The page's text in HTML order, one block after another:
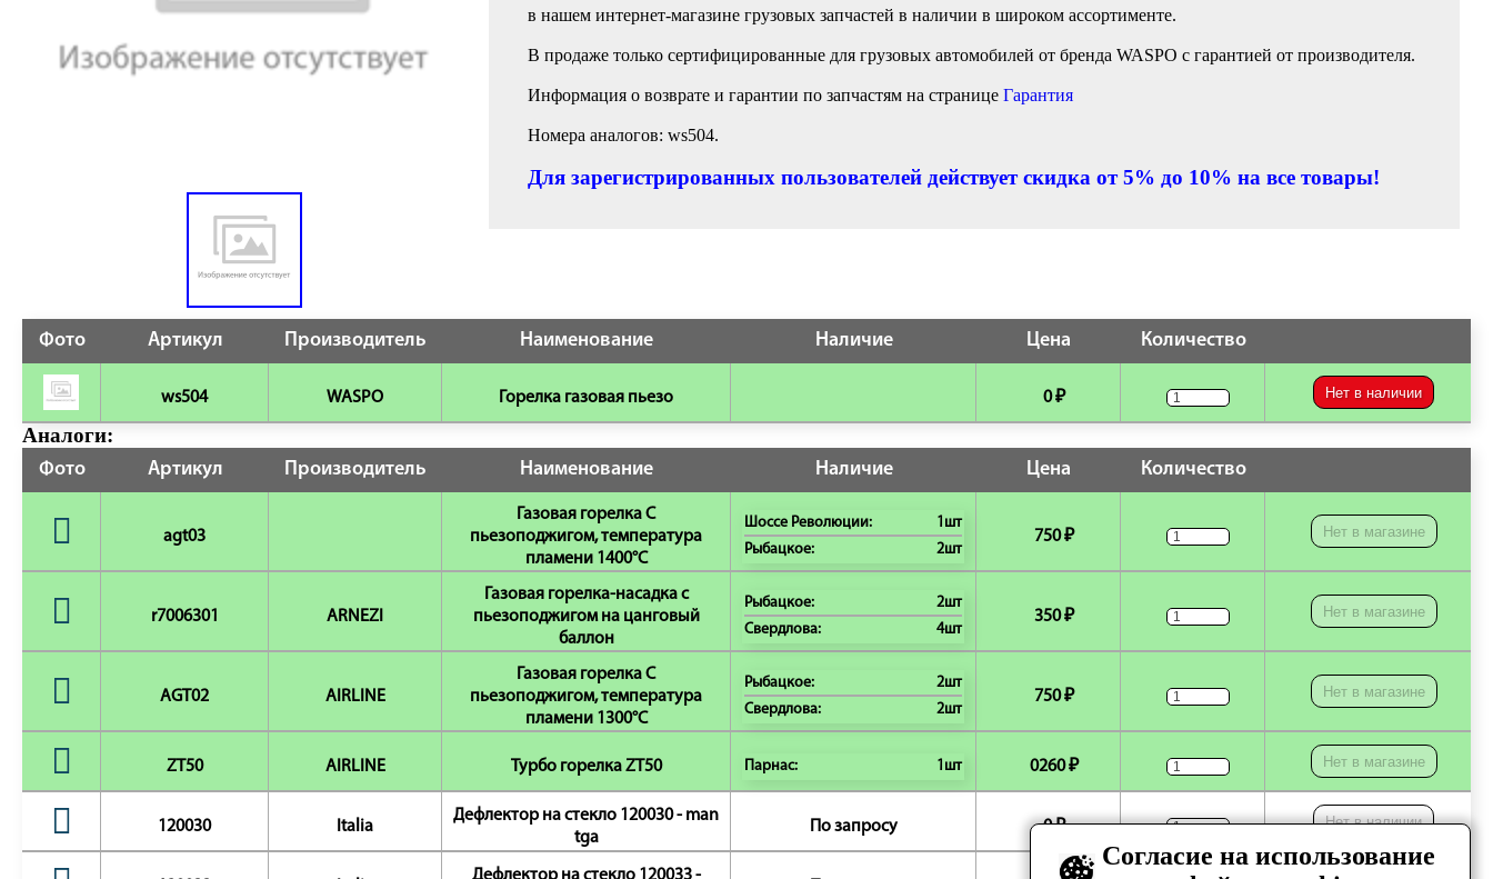
в нашем интернет-магазине грузовых запчастей в наличии в широком ассортименте.
В продаже только сертифицированные для грузовых автомобилей от бренда WASPO с гарантией от производителя.
Информация о возврате и гарантии по запчастям на странице Гарантия
Номера аналогов: ws504.
Для зарегистрированных пользователей действует скидка от 5% до 10% на все товары!
Фото Артикул Производитель Наименование Наличие Цена Количество
ws504 WASPO Горелка газовая пьезо 0 ₽ Нет в наличии
Аналоги:
Фото Артикул Производитель Наименование Наличие Цена Количество
agt03
Газовая горелка С
пьезоподжигом, температура
пламени 1400°C
Шоссе Революции:
1шт
Рыбацкое:
2шт
750 ₽ Нет в магазине
r7006301 ARNEZI
Газовая горелка-насадка с
пьезоподжигом на цанговый
баллон
Рыбацкое:
2шт
Свердлова:
4шт
350 ₽ Нет в магазине
AGT02 AIRLINE
Газовая горелка С
пьезоподжигом, температура
пламени 1300°C
Рыбацкое:
2шт
Свердлова:
2шт
750 ₽ Нет в магазине
ZT50 AIRLINE Турбо горелка ZT50 Парнас: 1шт 0260 ₽ Нет в магазине
120030 Italia
Дефлектор на стекло 120030 - man
tga
По запросу 0 ₽ Нет в наличии
Согласие на использование